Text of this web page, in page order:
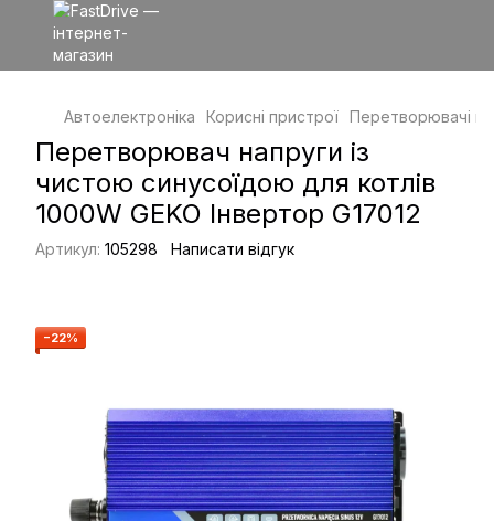
Автоелектроніка Корисні пристрої Перетворювачі
Перетворювач напруги із
чистою синусоїдою для котлів
1000W GEKO Інвертор G17012
Артикул: 105298 Написати відгук
−22%